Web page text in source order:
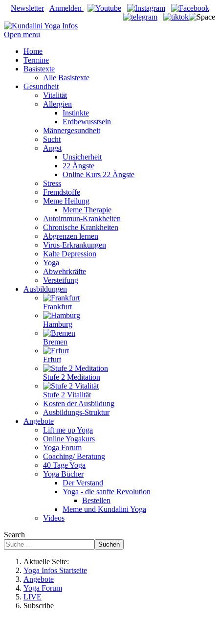
Newsletter Anmelden
Open menu
Home
Termine
Basistexte
Alle Basistexte
Gesundheit
Vitalität
Allergien
Instinkte
Erdbewusstsein
Männergesundheit
Sucht
Angst
Unsicherheit
22 Ängste
Online Kurs 22 Ängste
Stress
Fremdstoffe
Meme Heilung
Meme Therapie
Autoimmun-Krankheiten
Chronische Krankheiten
Abgrenzen lernen
Virus-Erkrankungen
Kalte Depression
Yoga
Abwehrkräfte
Versteifung
Ausbildungen
Frankfurt
Hamburg
Bremen
Erfurt
Stufe 2 Meditation
Stufe 2 Vitalität
Kosten der Ausbildung
Ausbildungs-Struktur
Angebote
Lift me up Yoga
Online Yogakurs
Yoga Forum
Coaching/ Beratung
40 Tage Yoga
Yoga Bücher
Der Verstand
Yoga - die sanfte Revolution
Bestellen
Meme und Kundalini Yoga
Videos
Search
Suchen
Aktuelle Seite:
Yoga Infos Startseite
Angebote
Yoga Forum
LIVE
Subscribe